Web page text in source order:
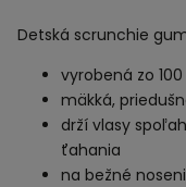
Detská scrunchie
vyrobená zo
mäkká,
drží vlasy
ťahania
na bežné